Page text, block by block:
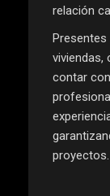
relación
Presentes
viviendas,
contar
proyectos.